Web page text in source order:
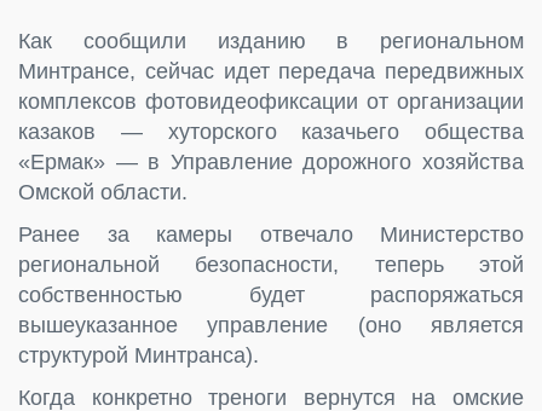
Как сообщили изданию в региональном
Минтрансе, сейчас идет передача передвижных
комплексов фотовидеофиксации от организации
казаков — хуторского казачьего общества
«Ермак» — в Управление дорожного хозяйства
Омской области.
Ранее за камеры отвечало Министерство
региональной безопасности, теперь этой
собственностью будет распоряжаться
вышеуказанное управление (оно является
структурой Минтранса).
Когда конкретно треноги вернутся на омские